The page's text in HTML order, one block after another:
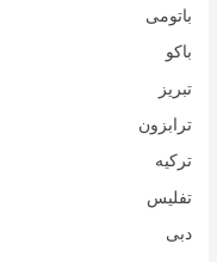
باتومی
باکو
تبریز
ترابزون
ترکیه
تفلیس
دبی